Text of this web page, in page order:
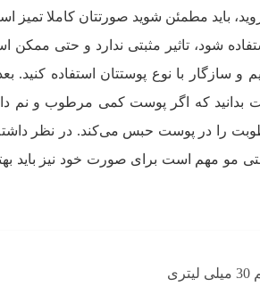
باید مطمئن شوید صورتتان کاملا تمیز
شود، تاثیر مثبتی ندارد و حتی
سازگار با نوع پوستتان استفاده کنید.
که اگر پوست کمی مرطوب و نم دار
را در پوست حبس می‌کند. در نظر داشته
مو مهم است برای صورت خود نیز باید